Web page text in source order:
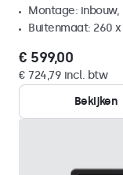
Montage: inbouw,
Buitenmaat: 260 x
€ 599,00
€ 724,79 incl. btw
Bekijken